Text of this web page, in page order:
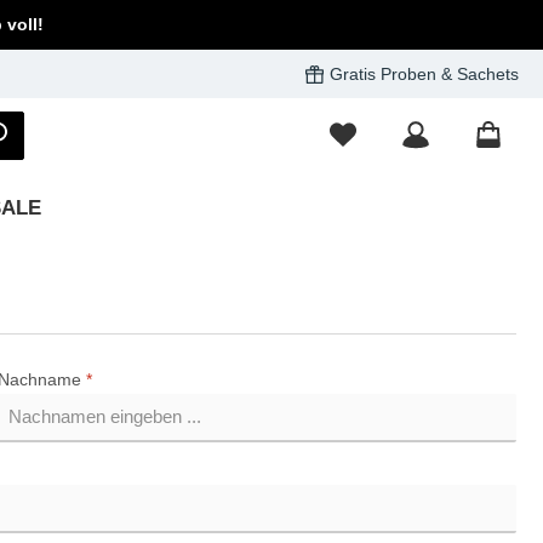
voll!
Gratis Proben & Sachets
Nachname *